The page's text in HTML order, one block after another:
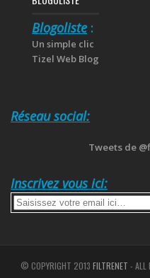
Blogoliste :
Un simple clic
Tizel Web Blog
Réseau social:
Tweets de
Inscrivez vous ici:
© COPYRIGHT 2013 FILTRENET - ALL